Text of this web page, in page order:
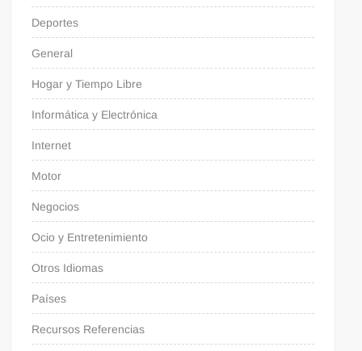
Deportes
General
Hogar y Tiempo Libre
Informática y Electrónica
Internet
Motor
Negocios
Ocio y Entretenimiento
Otros Idiomas
Países
Recursos Referencias